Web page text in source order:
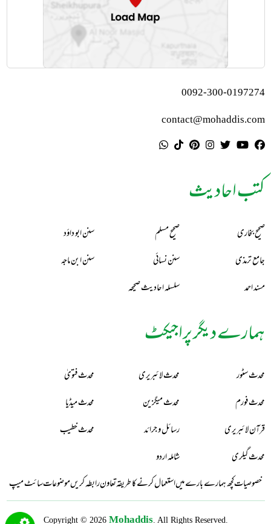
0092-300-0197274
contact@mohaddis.com
کتب احادیث
صحیح بخاری صحیح مسلم
سنن ابو داؤد
جامع ترمذی
سنن نسائی
سنن ابن ماجہ
مسند احمد
سلسلہ احادیث صحیحہ
ہمارے دیگر پراجیکٹ
محدث سٹور محدث لائبریری
محدث فتویٰ
محدث فورم
محدث میگزین
محدث میڈیا
قرآن لائبریری
رسائل و جرائد
محدث خطیب
محدث گیلری
شاملہ اردو
خصوصیاتکچھ ہمارے بارے میںاستعمال کرنے کا طریقہتعاونرابطہ کریںموضوعاتسائٹ میپ
Copyright © 2026 Mohaddis. All Rights Reserved.